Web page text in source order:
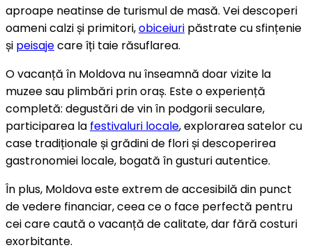
aproape neatinse de turismul de masă. Vei descoperi
oameni calzi și primitori,obiceiuri păstrate cu sfințenie
și peisajecare îți taie răsuflarea.
O vacanță în Moldova nu înseamnă doar vizite la
muzee sau plimbări prin oraș. Este o experiență
completă: degustări de vin în podgorii seculare,
participarea la festivaluri locale, explorarea satelor cu
case tradiționale și grădini de flori și descoperirea
gastronomiei locale, bogată în gusturi autentice.
În plus, Moldova este extrem de accesibilă din punct
de vedere financiar, ceea ce o face perfectă pentru
cei care caută o vacanță de calitate, dar fără costuri
exorbitante.